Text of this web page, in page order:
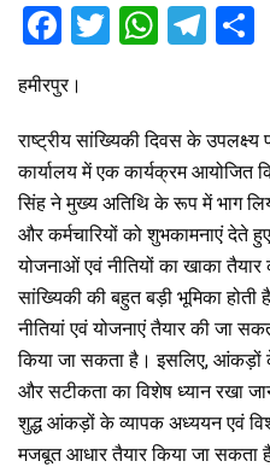
F
ce
b
o
o
k
T
er
W
s
A
p
p
T
gr
a
m
हमीरपुर।
राष्ट्रीय सांख्यिकी दिवस के
कार्यालय में एक कार्यक्रम आयोजित
सिंह ने मुख्य अतिथि के रूप में भाग
और कर्मचारियों को शुभकामनाएं देते
योजनाओं एवं नीतियों का खाका
सांख्यिकी की बहुत बड़ी भूमिका
नीतियां एवं योजनाएं तैयार की जा
किया जा सकता है। इसलिए, आंकड़ों
और सटीकता का विशेष ध्यान रखा
शुद्ध आंकड़ों के व्यापक अध्ययन एवं
मजबूत आधार तैयार किया जा सकता